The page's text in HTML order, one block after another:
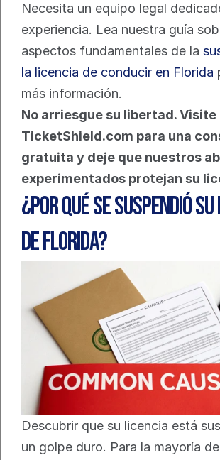
Necesita un equipo legal
experiencia. Lea nuestra guía
aspectos fundamentales de la
la licencia de conducir en Florida
más información.
No arriesgue su libertad. Visite
TicketShield.com para una
gratuita y deje que nuestros
experimentados protejan su
¿Por qué se suspendió
de Florida?
Descubrir que su licencia está
un golpe duro. Para la mayoría